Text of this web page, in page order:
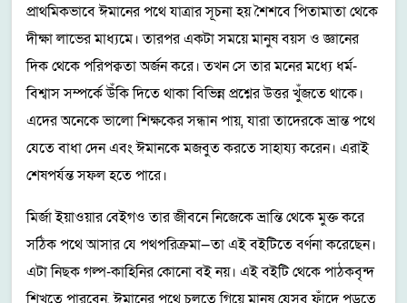
প্রাথমিকভাবে ঈমানের পথে যাত্রার সূচনা হয় শৈশবে পিতামাতা থেকে
দীক্ষা লাভের মাধ্যমে। তারপর একটা সময়ে মানুষ বয়স ও জ্ঞানের
দিক থেকে পরিপক্বতা অর্জন করে। তখন সে তার মনের মধ্যে ধর্ম-
বিশ্বাস সম্পর্কে উঁকি দিতে থাকা বিভিন্ন প্রশ্নের উত্তর খুঁজতে থাকে।
এদের অনেকে ভালো শিক্ষকের সন্ধান পায়, যারা তাদেরকে ভ্রান্ত পথে
যেতে বাধা দেন এবং ঈমানকে মজবুত করতে সাহায্য করেন। এরাই
শেষপর্যন্ত সফল হতে পারে।
মির্জা ইয়াওয়ার বেইগও তার জীবনে নিজেকে ভ্রান্তি থেকে মুক্ত করে
সঠিক পথে আসার যে পথপরিক্রমা—তা এই বইটিতে বর্ণনা করেছেন।
এটা নিছক গল্প-কাহিনির কোনো বই নয়। এই বইটি থেকে পাঠকবৃন্দ
শিখতে পারবেন, ঈমানের পথে চলতে গিয়ে মানুষ যেসব ফাঁদে পড়তে